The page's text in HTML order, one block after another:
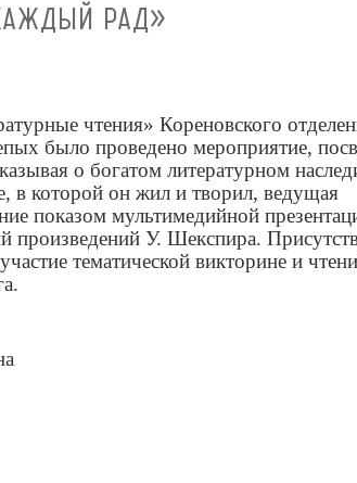
РАД»
чтения» Кореновского
было проведено мероприятие,
о богатом литературном
в которой он жил и творил, ведущая
показом мультимедийной
произведений У. Шекспира.
тематической викторине и